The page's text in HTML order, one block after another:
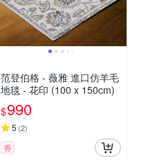
范登伯格 - 薇雅 進口仿羊毛
地毯 - 花印 (100 x 150cm)
$990
5 (2)
券